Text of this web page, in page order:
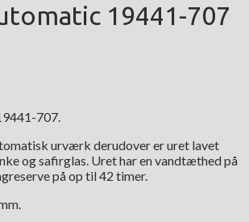
19441-707
707.
urværk derudover er uret lavet
og safirglas. Uret har en vandtæthed på
på op til 42 timer.